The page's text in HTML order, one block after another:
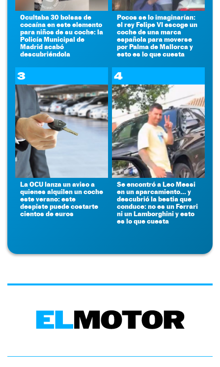
Ocultaba 30 bolsas de
cocaína en este elemento
para niños de su coche: la
Policía Municipal de
Madrid acabó
descubriéndola
Pocos se lo imaginarían:
el rey Felipe VI escoge un
coche de una marca
española para moverse
por Palma de Mallorca y
esto es lo que cuesta
3
La OCU lanza un aviso a
quienes alquilen un coche
este verano: este
despiste puede costarte
cientos de euros
4
Se encontró a Leo Messi
en un aparcamiento... y
descubrió la bestia que
conduce: no es un Ferrari
ni un Lamborghini y esto
es lo que cuesta